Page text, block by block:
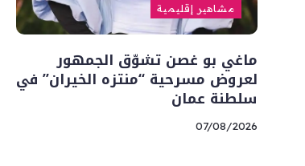
مشاهير إقليمية
ماغي بو غصن تشوّق الجمهور
لعروض مسرحية “منتزه الخيران” في
سلطنة عمان
07/08/2026